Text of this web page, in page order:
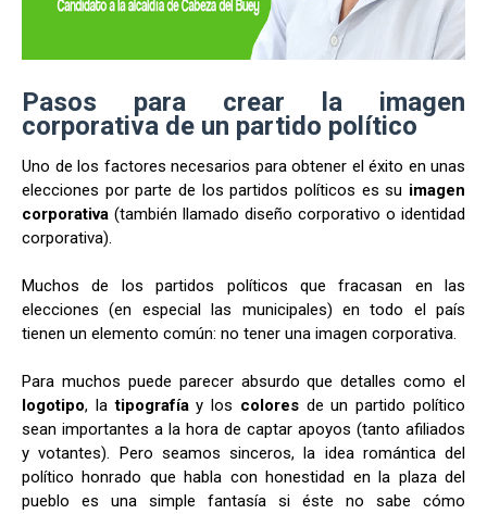
Pasos para crear la imagen
corporativa de un partido político
Uno de los factores necesarios para obtener el éxito en unas
elecciones por parte de los partidos políticos es su imagen
corporativa (también llamado diseño corporativo o identidad
corporativa).
Muchos de los partidos políticos que fracasan en las
elecciones (en especial las municipales) en todo el país
tienen un elemento común: no tener una imagen corporativa.
Para muchos puede parecer absurdo que detalles como el
logotipo, latipografíay los colores de un partido político
sean importantes a la hora de captar apoyos (tanto afiliados
y votantes). Pero seamos sinceros, la idea romántica del
político honrado que habla con honestidad en la plaza del
pueblo es una simple fantasía si éste no sabe cómo